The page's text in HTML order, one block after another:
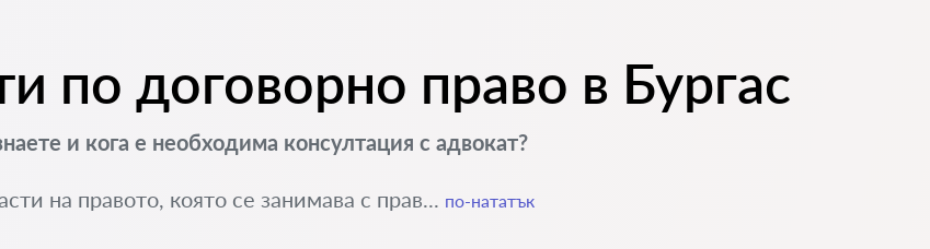
по договорно право в Бургас
и кога е необходима консултация с адвокат?
на правото, която се занимава с прав... по-нататък